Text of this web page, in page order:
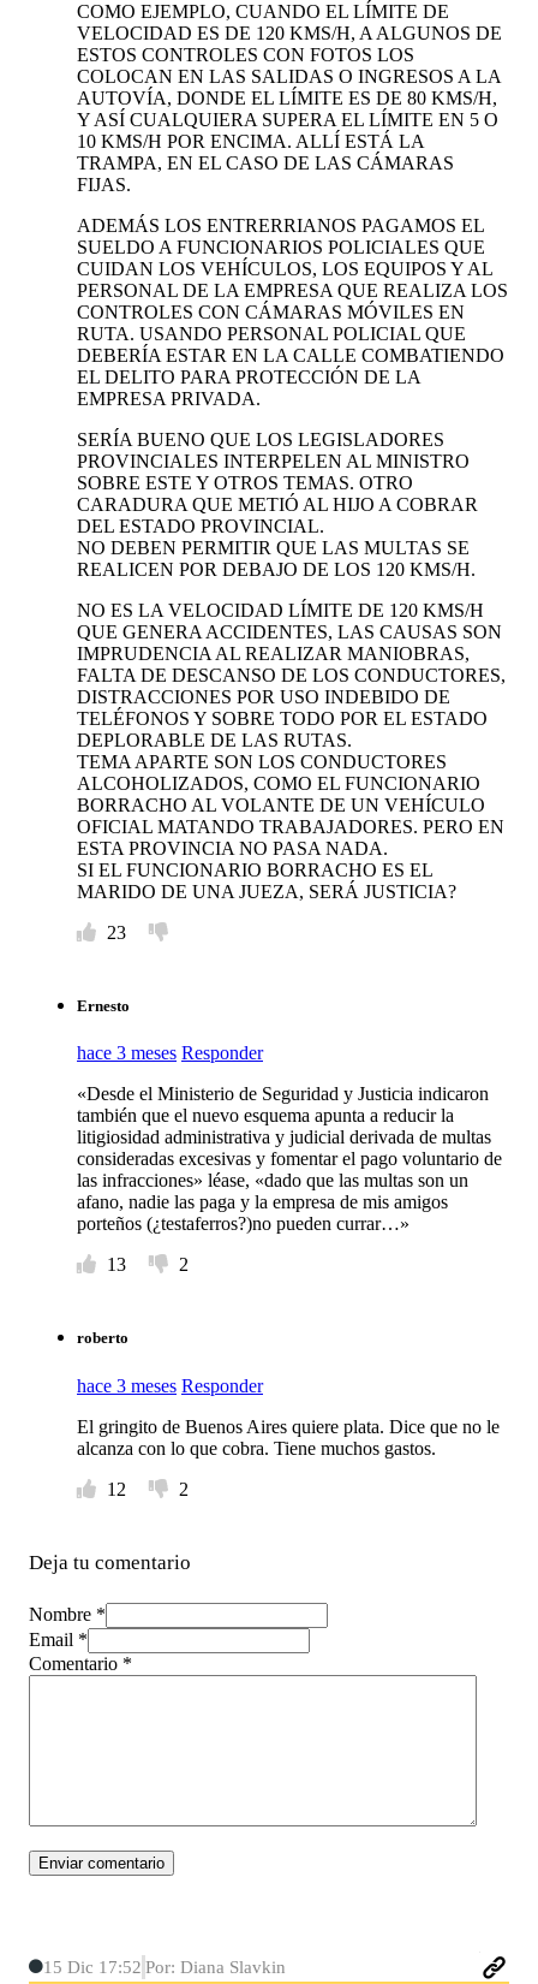
COMO EJEMPLO, CUANDO EL LÍMITE DE
VELOCIDAD ES DE 120 KMS/H, A ALGUNOS DE
ESTOS CONTROLES CON FOTOS LOS
COLOCAN EN LAS SALIDAS O INGRESOS A LA
AUTOVÍA, DONDE EL LÍMITE ES DE 80 KMS/H,
Y ASÍ CUALQUIERA SUPERA EL LÍMITE EN 5 O
10 KMS/H POR ENCIMA. ALLÍ ESTÁ LA
TRAMPA, EN EL CASO DE LAS CÁMARAS
FIJAS.
ADEMÁS LOS ENTRERRIANOS PAGAMOS EL
SUELDO A FUNCIONARIOS POLICIALES QUE
CUIDAN LOS VEHÍCULOS, LOS EQUIPOS Y AL
PERSONAL DE LA EMPRESA QUE REALIZA LOS
CONTROLES CON CÁMARAS MÓVILES EN
RUTA. USANDO PERSONAL POLICIAL QUE
DEBERÍA ESTAR EN LA CALLE COMBATIENDO
EL DELITO PARA PROTECCIÓN DE LA
EMPRESA PRIVADA.
SERÍA BUENO QUE LOS LEGISLADORES
PROVINCIALES INTERPELEN AL MINISTRO
SOBRE ESTE Y OTROS TEMAS. OTRO
CARADURA QUE METIÓ AL HIJO A COBRAR
DEL ESTADO PROVINCIAL.
NO DEBEN PERMITIR QUE LAS MULTAS SE
REALICEN POR DEBAJO DE LOS 120 KMS/H.
NO ES LA VELOCIDAD LÍMITE DE 120 KMS/H
QUE GENERA ACCIDENTES, LAS CAUSAS SON
IMPRUDENCIA AL REALIZAR MANIOBRAS,
FALTA DE DESCANSO DE LOS CONDUCTORES,
DISTRACCIONES POR USO INDEBIDO DE
TELÉFONOS Y SOBRE TODO POR EL ESTADO
DEPLORABLE DE LAS RUTAS.
TEMA APARTE SON LOS CONDUCTORES
ALCOHOLIZADOS, COMO EL FUNCIONARIO
BORRACHO AL VOLANTE DE UN VEHÍCULO
OFICIAL MATANDO TRABAJADORES. PERO EN
ESTA PROVINCIA NO PASA NADA.
SI EL FUNCIONARIO BORRACHO ES EL
MARIDO DE UNA JUEZA, SERÁ JUSTICIA?
23
Ernesto
hace 3 meses Responder
«Desde el Ministerio de Seguridad y Justicia indicaron
también que el nuevo esquema apunta a reducir la
litigiosidad administrativa y judicial derivada de multas
consideradas excesivas y fomentar el pago voluntario de
las infracciones» léase, «dado que las multas son un
afano, nadie las paga y la empresa de mis amigos
porteños (¿testaferros?)no pueden currar…»
13
2
roberto
hace 3 meses Responder
El gringito de Buenos Aires quiere plata. Dice que no le
alcanza con lo que cobra. Tiene muchos gastos.
12
2
Deja tu comentario
Nombre *
Email *
Comentario *
15 Dic 17:52 Por: Diana Slavkin